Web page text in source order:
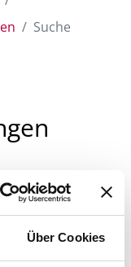
Über Cookies
Suche
für ein
Sie